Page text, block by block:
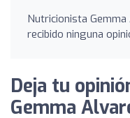
Nutricionista
recibido ninguna
Deja tu
Gemma